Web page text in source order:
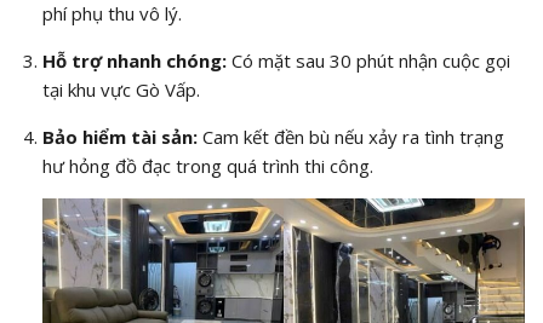
phí phụ thu vô lý.
Hỗ trợ nhanh chóng:Có mặt sau 30 phút nhận cuộc gọi
tại khu vực Gò Vấp.
Bảo hiểm tài sản:Cam kết đền bù nếu xảy ra tình trạng
hư hỏng đồ đạc trong quá trình thi công.